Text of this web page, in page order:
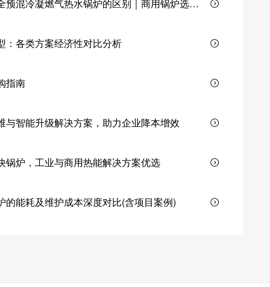
预混冷凝燃气热水锅炉的区别｜商用锅炉选型
：各类方案经济性对比分析
指南
与智能升级解决方案，助力企业降本增效
锅炉，工业与商用热能解决方案优选
的能耗及维护成本深度对比(含项目案例)